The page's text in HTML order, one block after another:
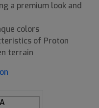
a premium look and
colors
of Proton
terrain